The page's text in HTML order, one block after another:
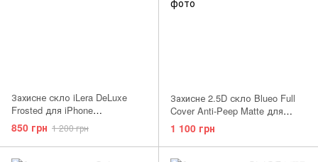
Захисне скло iLera DeLuxe
Frosted для iPhone
17e/16е/14/13 Pro/13
850 грн 1 200 грн
Захисне 2.5D скло Blueo Full
Cover Anti-Peep Matte для
Apple iPhone 17e/16е/14/13
Pro/13
1 100 грн